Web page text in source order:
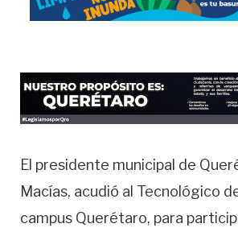
⁠El presidente municipal de
Macías, acudió al Tecnológico
campus Querétaro, para